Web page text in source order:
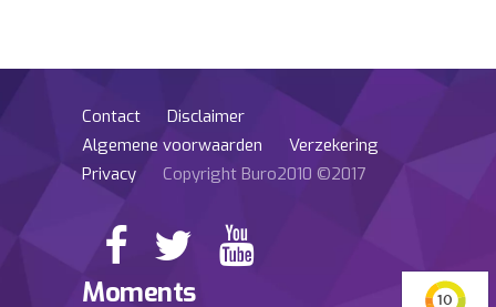
Contact
Disclaimer
Algemene voorwaarden
Verzekering
Privacy
Copyright Buro2010 ©2017
Moments